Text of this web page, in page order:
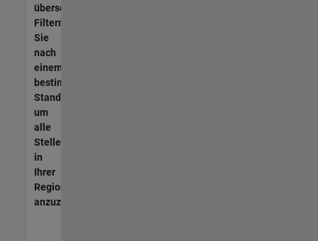
übersetzt.
Filtern
Sie
nach
einem
bestimmten
Standort,
um
alle
Stellenangebote
in
Ihrer
Region
anzuzeigen.